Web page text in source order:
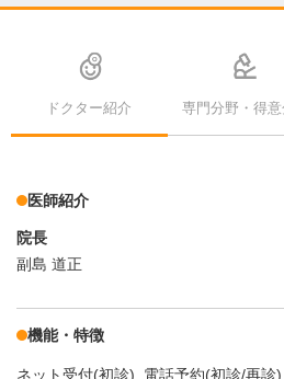
ドクター紹介 専門分野・得意
医師紹介
院長
副島 道正
機能・特徴
ネット受付(初診) 電話予約(初診/再診)